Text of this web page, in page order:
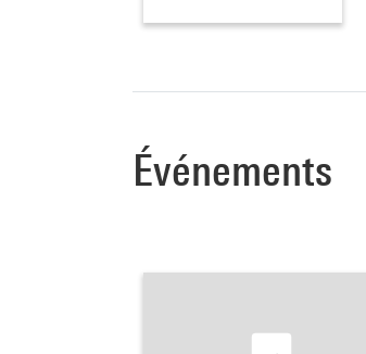
Événements